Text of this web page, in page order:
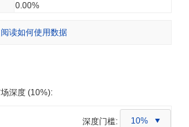
0.00%
阅读如何使用数据
深度 (10%):
深度门槛: 10%